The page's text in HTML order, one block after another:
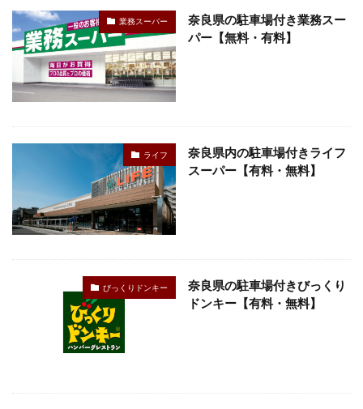
業務スーパー
奈良県の駐車場付き業務スー
パー【無料・有料】
ライフ
奈良県内の駐車場付きライフ
スーパー【有料・無料】
びっくりドンキー
奈良県の駐車場付きびっくり
ドンキー【有料・無料】